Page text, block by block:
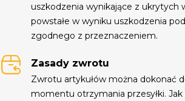
uszkodzenia wynikające z ukrytych
powstałe w wyniku uszkodzenia
zgodnego z przeznaczeniem.
Zasady zwrotu
Zwrotu artykułów można dokonać
momentu otrzymania przesyłki.